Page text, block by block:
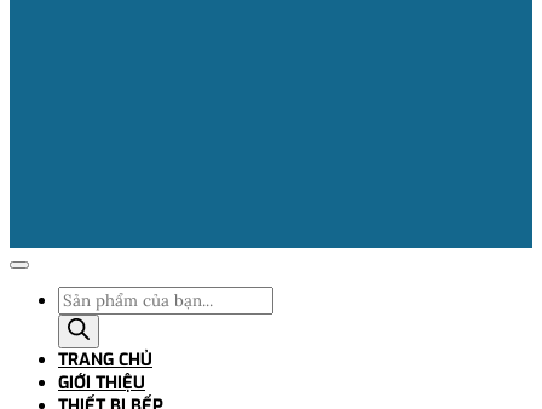
Tìm
kiếm
sản
phẩm
TRANG CHỦ
GIỚI THIỆU